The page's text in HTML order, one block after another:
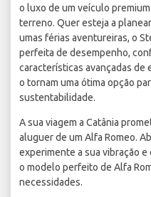
o luxo de um veículo
terreno. Quer esteja a
umas férias aventureiras, o
perfeita de desempenho,
características avançadas
o tornam uma ótima opção
sustentabilidade.
A sua viagem a Catânia
aluguer de um Alfa Romeo.
experimente a sua vibração
o modelo perfeito de Alfa
necessidades.